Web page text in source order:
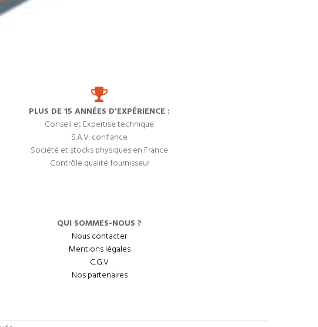
PLUS DE 15 ANNÉES D'EXPÉRIENCE :
Conseil et Expertise technique
S.A.V. confiance
Société et stocks physiques en France
Contrôle qualité fournisseur
QUI SOMMES-NOUS ?
Nous contacter
Mentions légales
C.G.V
Nos partenaires